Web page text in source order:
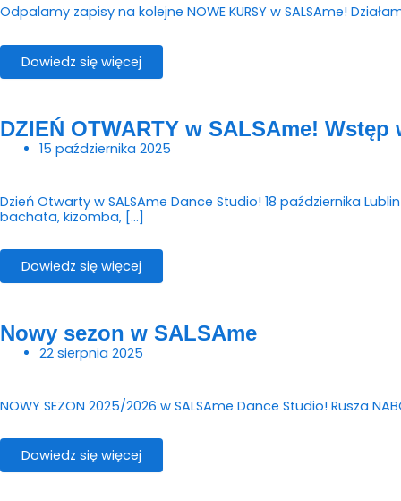
Odpalamy zapisy na kolejne NOWE KURSY w SALSAme!
Dowiedz się więcej
DZIEŃ OTWARTY w SALSAme! Wstęp
15 października 2025
Dzień Otwarty w SALSAme Dance Studio! 18 października
bachata, kizomba, […]
Dowiedz się więcej
Nowy sezon w SALSAme
22 sierpnia 2025
NOWY SEZON 2025/2026 w SALSAme Dance Studio! Rusza
Dowiedz się więcej